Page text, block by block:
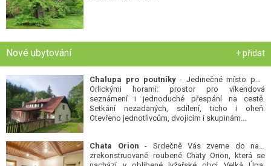
Nové ubytování + přidat
Chalupa pro poutníky- Jedinečné místo pod
Orlickými horami: prostor pro víkendová
seznámení i jednoduché přespání na cestě.
Setkání nezadaných, sdílení, ticho i oheň.
Otevřeno jednotlivcům, dvojicím i skupinám...
Chata Orion - Srdečně Vás zveme do naší
zrekonstruované roubené Chaty Orion, která se